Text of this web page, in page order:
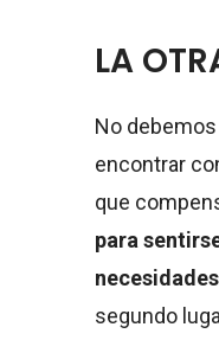
LA
No
encontrar
que
para
segundo